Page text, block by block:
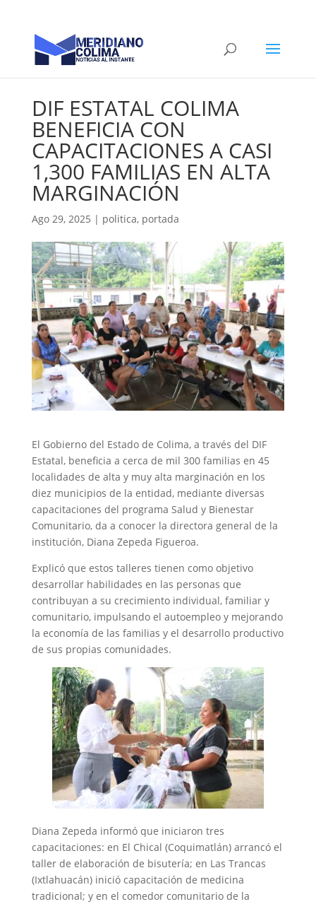
DIF ESTATAL COLIMA
BENEFICIA CON
CAPACITACIONES A CASI
1,300 FAMILIAS EN ALTA
MARGINACIÓN
Ago 29, 2025 | politica, portada
El Gobierno del Estado de Colima, a través del DIF
Estatal, beneficia a cerca de mil 300 familias en 45
localidades de alta y muy alta marginación en los
diez municipios de la entidad, mediante diversas
capacitaciones del programa Salud y Bienestar
Comunitario, da a conocer la directora general de la
institución, Diana Zepeda Figueroa.
Explicó que estos talleres tienen como objetivo
desarrollar habilidades en las personas que
contribuyan a su crecimiento individual, familiar y
comunitario, impulsando el autoempleo y mejorando
la economía de las familias y el desarrollo productivo
de sus propias comunidades.
Diana Zepeda informó que iniciaron tres
capacitaciones: en El Chical (Coquimatlán) arrancó el
taller de elaboración de bisutería; en Las Trancas
(Ixtlahuacán) inició capacitación de medicina
tradicional; y en el comedor comunitario de la